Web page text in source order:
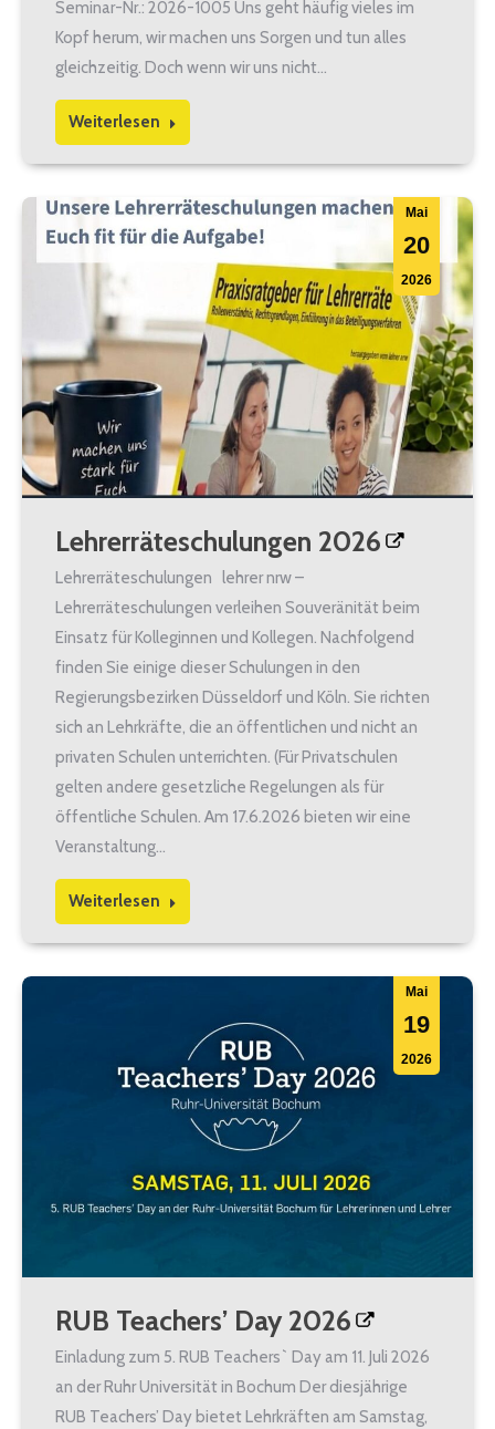
Seminar-Nr.: 2026-1005 Uns geht häufig vieles im
Kopf herum, wir machen uns Sorgen und tun alles
gleichzeitig. Doch wenn wir uns nicht…
Weiterlesen
Mai
20
2026
Lehrerräteschulungen 2026
Lehrerräteschulungen lehrer nrw –
Lehrerräteschulungen verleihen Souveränität beim
Einsatz für Kolleginnen und Kollegen. Nachfolgend
finden Sie einige dieser Schulungen in den
Regierungsbezirken Düsseldorf und Köln. Sie richten
sich an Lehrkräfte, die an öffentlichen und nicht an
privaten Schulen unterrichten. (Für Privatschulen
gelten andere gesetzliche Regelungen als für
öffentliche Schulen. Am 17.6.2026 bieten wir eine
Veranstaltung…
Weiterlesen
Mai
19
2026
RUB Teachers’ Day 2026
Einladung zum 5. RUB Teachers` Day am 11. Juli 2026
an der Ruhr Universität in Bochum Der diesjährige
RUB Teachers’ Day bietet Lehrkräften am Samstag,